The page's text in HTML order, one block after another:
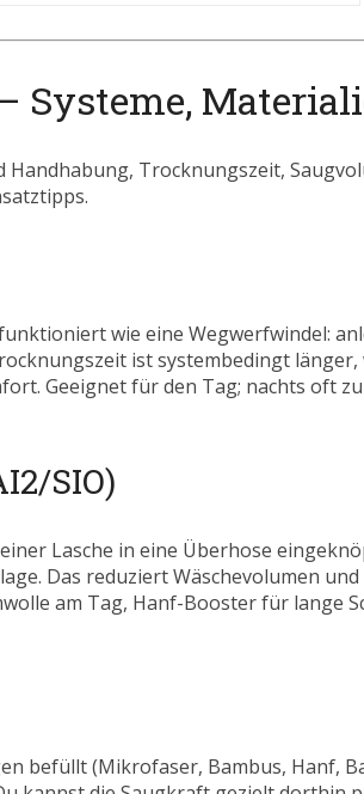
Handhabung, Trocknungszeit,
wie eine Wegwerfwindel:
ist systembedingt länger,
Geeignet für den Tag; nachts oft
SIO)
Lasche in eine Überhose
Das reduziert Wäschevolumen
am Tag, Hanf-Booster für lange
befüllt (Mikrofaser, Bambus, Hanf,